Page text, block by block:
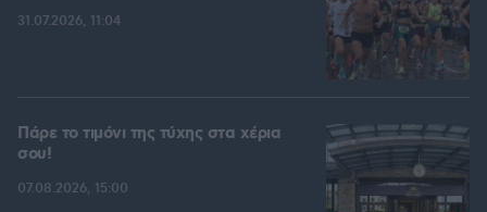
31.07.2026, 11:04
Πάρε το τιμόνι της τύχης στα χέρια
σου!
07.08.2026, 15:00